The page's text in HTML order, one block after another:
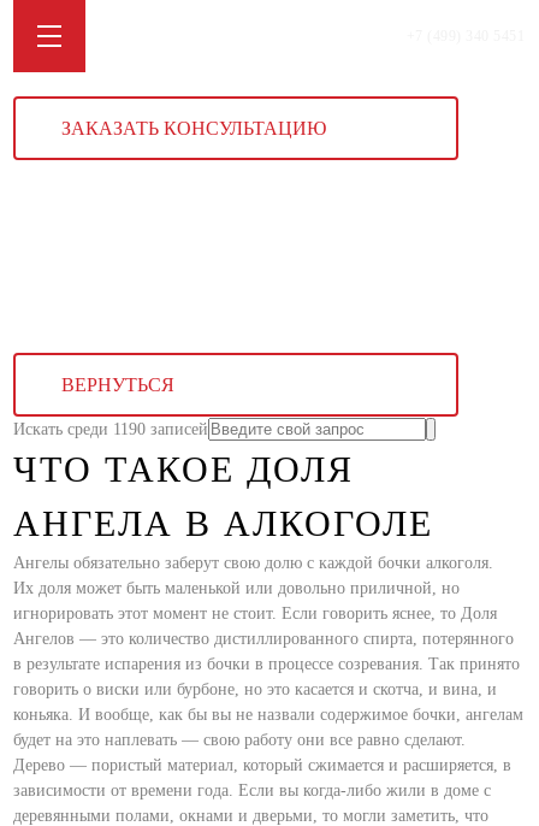
ЗАКАЗАТЬ КОНСУЛЬТАЦИЮ
ВЕРНУТЬСЯ
Искать среди 1190 записей
ЧТО ТАКОЕ ДОЛЯ
АНГЕЛА В АЛКОГОЛЕ
Ангелы обязательно заберут свою долю с каждой бочки алкоголя.
Их доля может быть маленькой или довольно приличной, но
игнорировать этот момент не стоит. Если говорить яснее, то Доля
Ангелов — это количество дистиллированного спирта, потерянного
в результате испарения из бочки в процессе созревания. Так принято
говорить о виски или бурбоне, но это касается и скотча, и вина, и
коньяка. И вообще, как бы вы не назвали содержимое бочки, ангелам
будет на это наплевать — свою работу они все равно сделают.
Дерево — пористый материал, который сжимается и расширяется, в
зависимости от времени года. Если вы когда-либо жили в доме с
деревянными полами, окнами и дверьми, то могли заметить, что